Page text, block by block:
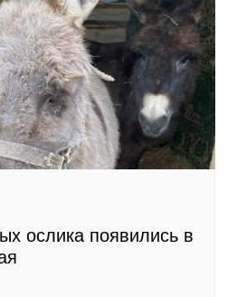
ослика появились в